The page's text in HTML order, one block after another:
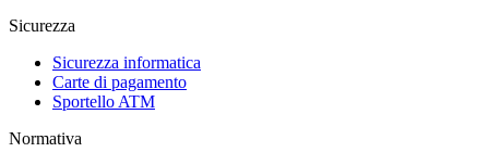
Sicurezza
Sicurezza informatica
Carte di pagamento
Sportello ATM
Normativa